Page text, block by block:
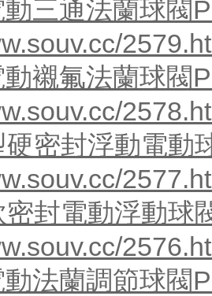
三通法蘭球閥
襯氟法蘭球閥
密封浮動電動
封電動浮動球
法蘭調節球閥